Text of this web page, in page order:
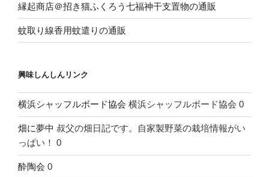
縁起商店＠招き猫ふくろう七福神干支置物の通販
蚊取り線香用蚊遣りの通販
興味しんしんリンク
横浜シャッフルボード協会 横浜シャッフルボード協会 0
畑に夢中 叔父の畑日記です。自家製野菜の栽培情報がい
っぱい！ 0
酔陶会 0